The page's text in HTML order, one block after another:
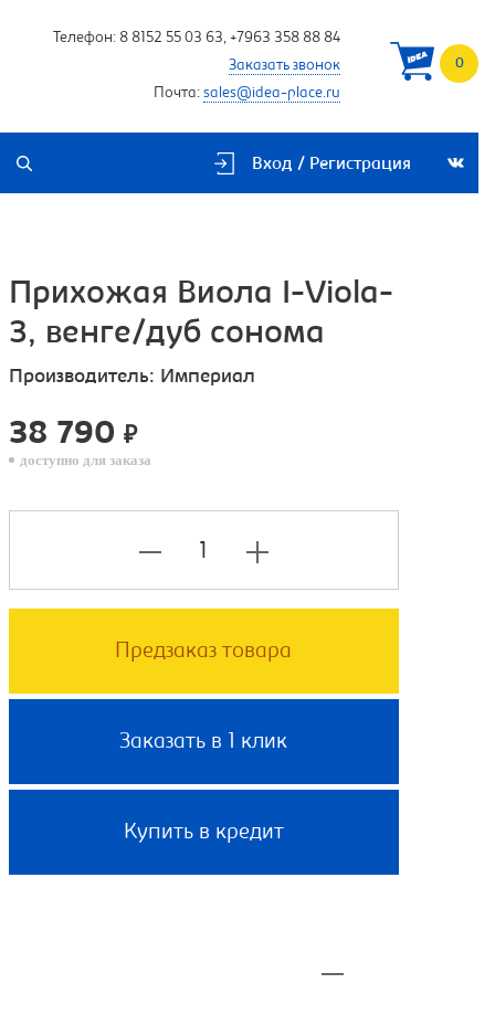
Телефон: 8 8152 55 03 63, +7963 358 88 84
Заказать звонок
Почта: sales@idea-place.ru
0
Вход / Регистрация
Прихожая Виола I-Viola-
3, венге/дуб сонома
Производитель: Империал
38 790 ₽
доступно для заказа
Предзаказ товара
Заказать в 1 клик
Купить в кредит